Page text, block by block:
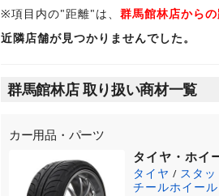
※項目内の"距離"は、 群馬館林店から
近隣店舗が見つかりませんでした。
群馬館林店 取り扱い商材一覧
カー用品・パーツ
タイヤ・ホイ
タイヤ / スタ
チールホイール